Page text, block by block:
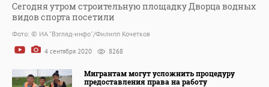
Сегодня утром строительную площадку Дворца водных
видов спорта посетили
Фото: © ИА "Взгляд-инфо"/Филипп Кочетков
4 сентября 2020 8268
Мигрантам могут усложнить процедуру
предоставления права на работу